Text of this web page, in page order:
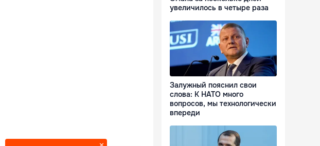
увеличилось в четыре раза
Залужный пояснил свои
слова: К НАТО много
вопросов, мы технологически
впереди